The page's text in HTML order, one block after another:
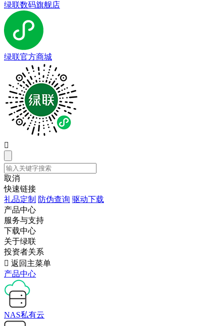
绿联数码旗舰店
绿联官方商城

取消
快速链接
礼品定制 防伪查询 驱动下载
产品中心
服务与支持
下载中心
关于绿联
投资者关系
 返回主菜单
产品中心
NAS私有云